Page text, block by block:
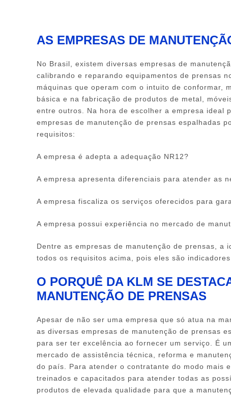
AS EMPRESAS DE
No Brasil, existem diversas empresas de
calibrando e reparando equipamentos de prensas
máquinas que operam com o intuito de conformar,
básica e na fabricação de produtos de metal,
entre outros. Na hora de escolher a empresa ideal
empresas de manutenção de prensas espalhadas
requisitos:
A empresa é adepta a adequação NR12?
A empresa apresenta diferenciais para atender as
A empresa fiscaliza os serviços oferecidos para
A empresa possui experiência no mercado de
Dentre as empresas de manutenção de prensas , a
todos os requisitos acima, pois eles são
O PORQUÊ DA KLM SE
MANUTENÇÃO DE PRENSAS
Apesar de não ser uma empresa que só atua na
as diversas empresas de manutenção de prensas
para ser ter excelência ao fornecer um serviço. É
mercado de assistência técnica, reforma e
do país. Para atender o contratante do modo mais
treinados e capacitados para atender todas as
produtos de elevada qualidade para que a